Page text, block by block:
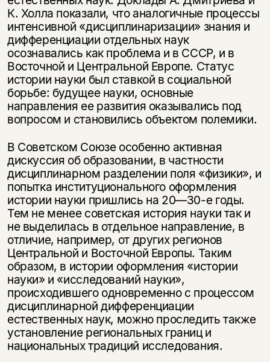
К. Холла показали, что аналогичные процессы
интенсивной «дисциплинаризации» знания и
дифференциации отдельных наук
осознавались как проблема и в СССР, и в
Восточной и Центральной Европе. Статус
истории науки был ставкой в социальной
борьбе: будущее науки, основные
направления ее развития оказывались под
вопросом и становились объектом полемики.
В Советском Союзе особенно активная
дискуссия об образовании, в частности
дисциплинарном разделении поля «физики», и
попытка институционального оформления
истории науки пришлись на 20—30-е годы.
Тем не менее советская история науки так и
не выделилась в отдельное направление, в
отличие, например, от других регионов
Центральной и Восточной Европы. Таким
образом, в истории оформления «истории
науки» и «исследований науки»,
происходившего одновременно с процессом
дисциплинарной дифференциации
естественных наук, можно проследить также
установление региональных границ и
национальных традиций исследования.